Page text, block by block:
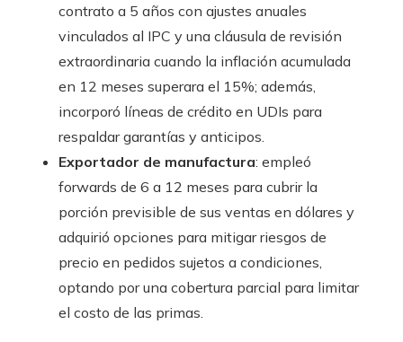
contrato a 5 años con ajustes anuales
vinculados al IPC y una cláusula de revisión
extraordinaria cuando la inflación acumulada
en 12 meses superara el 15%; además,
incorporó líneas de crédito en UDIs para
respaldar garantías y anticipos.
Exportador de manufactura: empleó
forwards de 6 a 12 meses para cubrir la
porción previsible de sus ventas en dólares y
adquirió opciones para mitigar riesgos de
precio en pedidos sujetos a condiciones,
optando por una cobertura parcial para limitar
el costo de las primas.